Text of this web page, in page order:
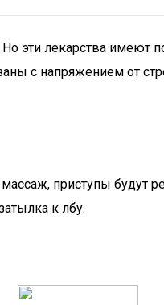
эти лекарства
с напряжением от
приступы будут
к лбу.